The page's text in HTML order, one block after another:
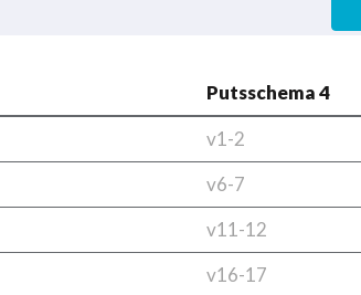
Putsschema 4
v1-2
v6-7
v11-12
v16-17